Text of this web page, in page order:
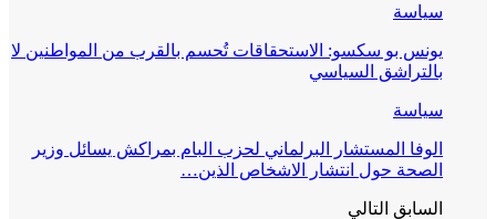
سياسة
يونس بو سكسو: الاستحقاقات تُحسم بالقرب من المواطنين لا
بالتراشق السياسي
سياسة
الوفا المستشار البرلماني لحزب البام بمراكش يسائل وزير
الصحة حول انتشار الاشخاص الذين…
السابق التالي